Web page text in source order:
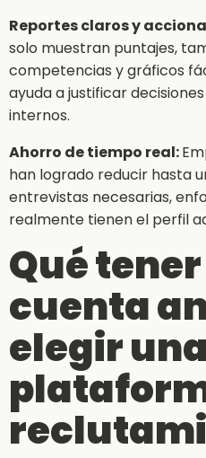
Reportes claros y
solo muestran puntajes,
competencias y gráficos
ayuda a justificar
internos.
Ahorro de tiempo real:
han logrado reducir hasta
entrevistas necesarias,
realmente tienen el perfil
Qué
cuenta
elegir una